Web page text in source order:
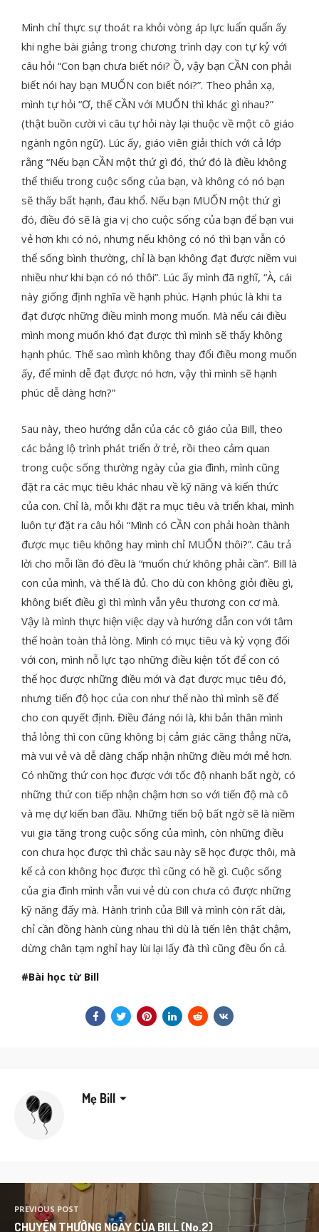
Mình chỉ thực sự thoát ra khỏi vòng áp lực luẩn quẩn ấy
khi nghe bài giảng trong chương trình dạy con tự kỷ với
câu hỏi “Con bạn chưa biết nói? Ồ, vậy bạn CẦN con phải
biết nói hay bạn MUỐN con biết nói?”. Theo phản xạ,
mình tự hỏi “Ơ, thế CẦN với MUỐN thì khác gì nhau?”
(thật buồn cười vì câu tự hỏi này lại thuộc về một cô giáo
ngành ngôn ngữ). Lúc ấy, giáo viên giải thích với cả lớp
rằng “Nếu bạn CẦN một thứ gì đó, thứ đó là điều không
thể thiếu trong cuộc sống của bạn, và không có nó bạn
sẽ thấy bất hạnh, đau khổ. Nếu bạn MUỐN một thứ gì
đó, điều đó sẽ là gia vị cho cuộc sống của bạn để bạn vui
vẻ hơn khi có nó, nhưng nếu không có nó thì bạn vẫn có
thể sống bình thường, chỉ là bạn không đạt được niềm vui
nhiều như khi bạn có nó thôi”. Lúc ấy mình đã nghĩ, “À, cái
này giống định nghĩa về hạnh phúc. Hạnh phúc là khi ta
đạt được những điều mình mong muốn. Mà nếu cái điều
mình mong muốn khó đạt được thì mình sẽ thấy không
hạnh phúc. Thế sao mình không thay đổi điều mong muốn
ấy, để mình dễ đạt được nó hơn, vậy thì mình sẽ hạnh
phúc dễ dàng hơn?”
Sau này, theo hướng dẫn của các cô giáo của Bill, theo
các bảng lộ trình phát triển ở trẻ, rồi theo cảm quan
trong cuộc sống thường ngày của gia đình, mình cũng
đặt ra các mục tiêu khác nhau về kỹ năng và kiến thức
của con. Chỉ là, mỗi khi đặt ra mục tiêu và triển khai, mình
luôn tự đặt ra câu hỏi “Mình có CẦN con phải hoàn thành
được mục tiêu không hay mình chỉ MUỐN thôi?”. Câu trả
lời cho mỗi lần đó đều là “muốn chứ không phải cần”. Bill là
con của mình, và thế là đủ. Cho dù con không giỏi điều gì,
không biết điều gì thì mình vẫn yêu thương con cơ mà.
Vậy là mình thực hiện việc dạy và hướng dẫn con với tâm
thế hoàn toàn thả lòng. Mình có mục tiêu và kỳ vọng đối
với con, mình nỗ lực tạo những điều kiện tốt để con có
thể học được những điều mới và đạt được mục tiêu đó,
nhưng tiến độ học của con như thế nào thì mình sẽ để
cho con quyết định. Điều đáng nói là, khi bản thân mình
thả lỏng thì con cũng không bị cảm giác căng thẳng nữa,
mà vui vẻ và dễ dàng chấp nhận những điều mới mẻ hơn.
Có những thứ con học được với tốc độ nhanh bất ngờ, có
những thứ con tiếp nhận chậm hơn so với tiến độ mà cô
và mẹ dự kiến ban đầu. Những tiến bộ bất ngờ sẽ là niềm
vui gia tăng trong cuộc sống của mình, còn những điều
con chưa học được thì chắc sau này sẽ học được thôi, mà
kể cả con không học được thì cũng có hề gì. Cuộc sống
của gia đình mình vẫn vui vẻ dù con chưa có được những
kỹ năng đấy mà. Hành trình của Bill và mình còn rất dài,
chỉ cần đồng hành cùng nhau thì dù là tiến lên thật chậm,
dừng chân tạm nghỉ hay lùi lại lấy đà thì cũng đều ổn cả.
Bài học từ Bill
Mẹ Bill
PREVIOUS POST
CHUYỆN THƯỜNG NGÀY CỦA BILL (No.2)